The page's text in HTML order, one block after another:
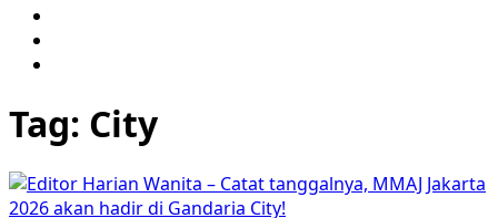
Tag: City